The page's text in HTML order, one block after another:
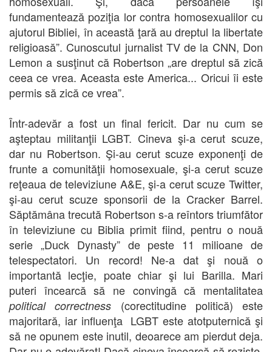
fundamentează poziţia lor contra homosexualilor cu
ajutorul Bibliei, în această ţară au dreptul la libertate
religioasă”. Cunoscutul jurnalist TV de la CNN, Don
Lemon a susţinut că Robertson „are dreptul să zică
ceea ce vrea. Aceasta este America... Oricui îi este
permis să zică ce vrea”.
Într-adevăr a fost un final fericit. Dar nu cum se
aşteptau militanţii LGBT. Cineva şi-a cerut scuze,
dar nu Robertson. Şi-au cerut scuze exponenţi de
frunte a comunităţii homosexuale, şi-a cerut scuze
reţeaua de televiziune A&E, şi-a cerut scuze Twitter,
şi-au cerut scuze sponsorii de la Cracker Barrel.
Săptămâna trecută Robertson s-a reîntors triumfător
în televiziune cu Biblia primit fiind, pentru o nouă
serie „Duck Dynasty” de peste 11 milioane de
telespectatori. Un record! Ne-a dat şi nouă o
importantă lecţie, poate chiar şi lui Barilla. Mari
puteri încearcă să ne convingă că mentalitatea
political correctness (corectitudine politică) este
majoritară, iar influenţa LGBT este atotputernică şi
să ne opunem este inutil, deoarece am pierdut deja.